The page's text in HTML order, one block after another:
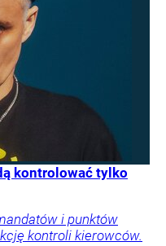
kontrolować tylko
i punktów
kontroli kierowców.